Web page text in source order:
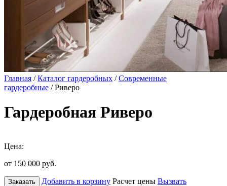
Главная /Каталог гардеробных /Современные
гардеробные / Риверо
Гардеробная Риверо
Цена:
от 150 000 руб.
Заказать Добавить в корзину Расчет цены Вызвать